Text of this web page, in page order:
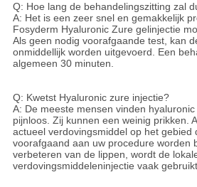
Q: Hoe lang de behandelingszitting zal
A: Het is een zeer snel en gemakkelijk
Fosyderm Hyaluronic Zure gelinjectie
Als geen nodig voorafgaande test, kan
onmiddellijk worden uitgevoerd. Een
algemeen 30 minuten.
Q: Kwetst Hyaluronic zure injectie?
A: De meeste mensen vinden
pijnloos. Zij kunnen een weinig prikken.
actueel verdovingsmiddel op het gebied
voorafgaand aan uw procedure worden
verbeteren van de lippen, wordt de
verdovingsmiddeleninjectie vaak gebruikt.